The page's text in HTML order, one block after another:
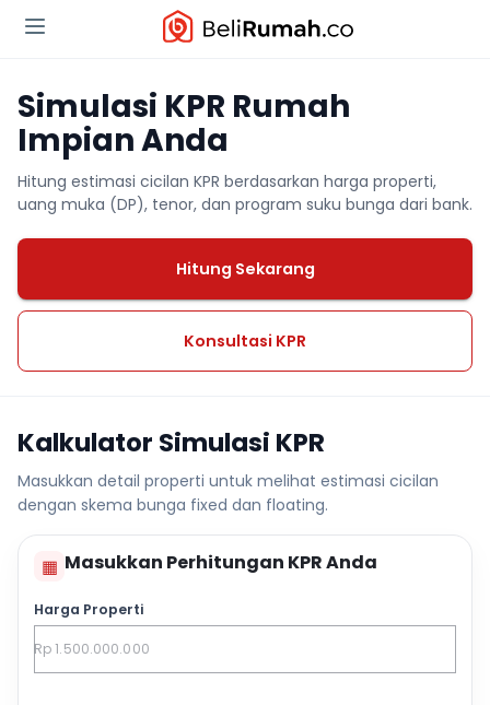
Simulasi KPR Rumah
Impian Anda
Hitung estimasi cicilan KPR berdasarkan harga properti,
uang muka (DP), tenor, dan program suku bunga dari bank.
Hitung Sekarang
Konsultasi KPR
Kalkulator Simulasi KPR
Masukkan detail properti untuk melihat estimasi cicilan
dengan skema bunga fixed dan floating.
▦ Masukkan Perhitungan KPR Anda
Harga Properti